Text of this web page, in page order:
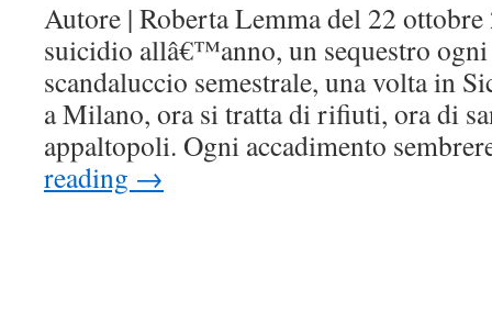
Autore | Roberta Lemma del 22
suicidio allâ€™anno, un sequestro
scandaluccio semestrale, una volta in
a Milano, ora si tratta di rifiuti, ora di
appaltopoli. Ogni accadimento
reading →